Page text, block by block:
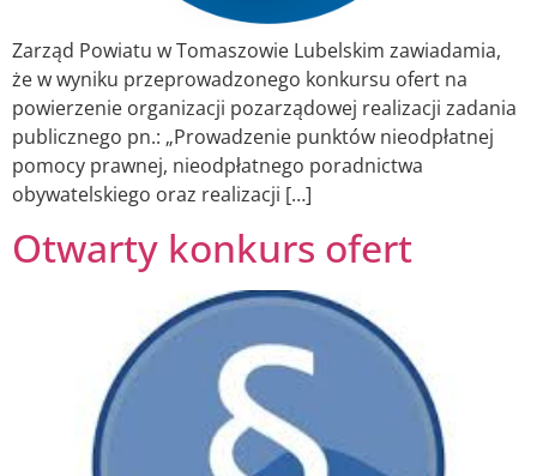
Zarząd Powiatu w Tomaszowie Lubelskim zawiadamia,
że w wyniku przeprowadzonego konkursu ofert na
powierzenie organizacji pozarządowej realizacji zadania
publicznego pn.: „Prowadzenie punktów nieodpłatnej
pomocy prawnej, nieodpłatnego poradnictwa
obywatelskiego oraz realizacji […]
Otwarty konkurs ofert